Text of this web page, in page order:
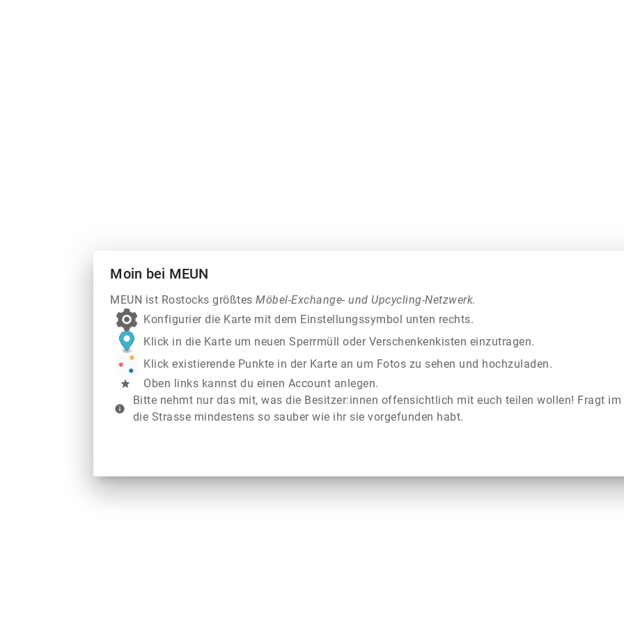
Moin bei MEUN
MEUN ist Rostocks größtesMöbel-Exchange- und Upcycling-Netzwerk.
Konfigurier die Karte mit dem Einstellungssymbol unten rechts.
Klick in die Karte um neuen Sperrmüll oder Verschenkenkisten einzutragen.
Klick existierende Punkte in der Karte an um Fotos zu sehen und hochzuladen.
star Oben links kannst du einen Account anlegen.
info
Bitte nehmt nur das mit, was die Besitzer:innen offensichtlich mit euch teilen wollen! Fragt
die Strasse mindestens so sauber wie ihr sie vorgefunden habt.